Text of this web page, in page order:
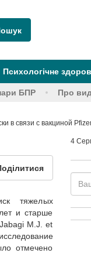
Психологічне
БПР Про
в связи с вакциной
тяжелых
и старше
M.J. et
отмечено
4